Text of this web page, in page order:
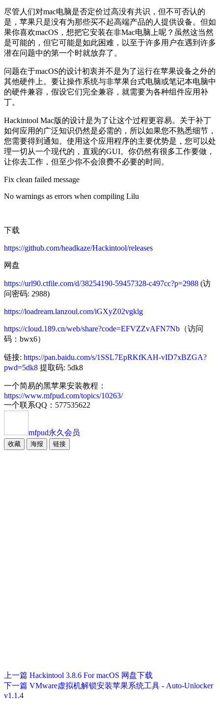
尽管人们对mac电脑是否定价过高没有共识，但不可否认的
是，苹果只是没有为那些买不起高端产品的人提供设备。但如
果你喜欢macOS，想把它安装在非Mac电脑上呢？虽然这当然
是可能的，但它可能是如此困难，以至于许多用户在遇到许多
潜在问题中的第一个时就放弃了。
问题在于macOS的设计初衷并不是为了运行在苹果设备之外的
其他硬件上。要让操作系统与非苹果台式电脑或笔记本电脑中
的硬件兼容，假设它们完全兼容，就需要为各种组件应用补
丁。
Hackintool Mac版的设计是为了让这个过程更容易。关于补丁
如何应用的广泛知识仍然是必需的，所以如果您不熟悉细节，
您需要得到通知。使用这个应用程序的主要优势是，您可以处
理一切从一个现代的，直观的GUI。你仍然有很多工作要做，
让你去工作，但至少你不会浪费不必要的时间。
Fix clean failed message
No warnings as errors when compiling Lilu
下载
https://github.com/headkaze/Hackintool/releases
网盘
https://url90.ctfile.com/d/38254190-59457328-c497cc?p=2988 (访
问密码: 2988)
https://loadream.lanzoul.com/iGXyZ02vgklg
https://cloud.189.cn/web/share?code=EFVZZvAFN7Nb （访问
码：bwx6）
链接: https://pan.baidu.com/s/1SSL7EpRKfKAH-vID7xBZGA?
pwd=5dk8 提取码: 5dk8
一个简易的黑苹果安装教程：
https://www.mfpud.com/topics/10263/
一个联系QQ：577535622
mfpud永久会员
收藏 海报 链接
上一篇 Hackintool 3.8.6 For macOS 网盘下载
下一篇 VMware虚拟机解锁安装苹果系统工具 - Auto-Unlocker
v1.1.4